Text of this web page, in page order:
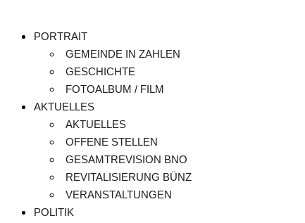
PORTRAIT
GEMEINDE IN ZAHLEN
GESCHICHTE
FOTOALBUM / FILM
AKTUELLES
AKTUELLES
OFFENE STELLEN
GESAMTREVISION BNO
REVITALISIERUNG BÜNZ
VERANSTALTUNGEN
POLITIK